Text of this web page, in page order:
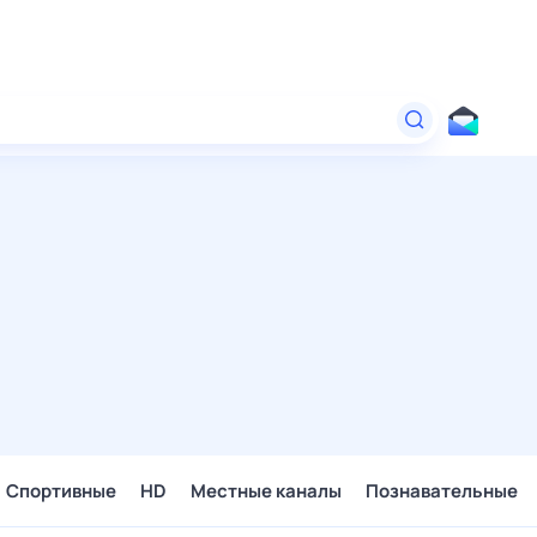
Спортивные HD Местные каналы Познавательные